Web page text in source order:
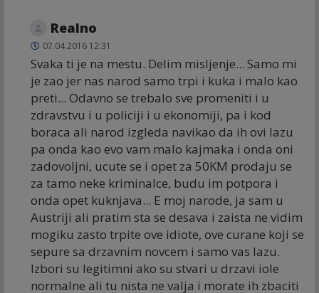
Realno
07.04.2016 12:31
Svaka ti je na mestu. Delim misljenje... Samo mi
je zao jer nas narod samo trpi i kuka i malo kao
preti... Odavno se trebalo sve promeniti i u
zdravstvu i u policiji i u ekonomiji, pa i kod
boraca ali narod izgleda navikao da ih ovi lazu
pa onda kao evo vam malo kajmaka i onda oni
zadovoljni, ucute se i opet za 50KM prodaju se
za tamo neke kriminalce, budu im potpora i
onda opet kuknjava... E moj narode, ja sam u
Austriji ali pratim sta se desava i zaista ne vidim
mogiku zasto trpite ove idiote, ove curane koji se
sepure sa drzavnim novcem i samo vas lazu.
Izbori su legitimni ako su stvari u drzavi iole
normalne ali tu nista ne valja i morate ih zbaciti